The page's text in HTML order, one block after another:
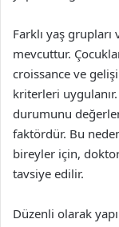
Farklı yaş
mevcuttur.
croissance ve
kriterleri uygulanır.
durumunu
faktördür. Bu
bireyler için,
tavsiye edilir.
Düzenli olarak